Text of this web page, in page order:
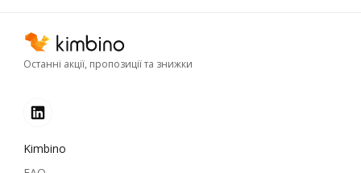
Останні акції, пропозиції та знижки
Kimbino